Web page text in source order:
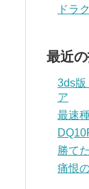
ドラ
最近
3ds版
ア
最速
勝て
痛恨